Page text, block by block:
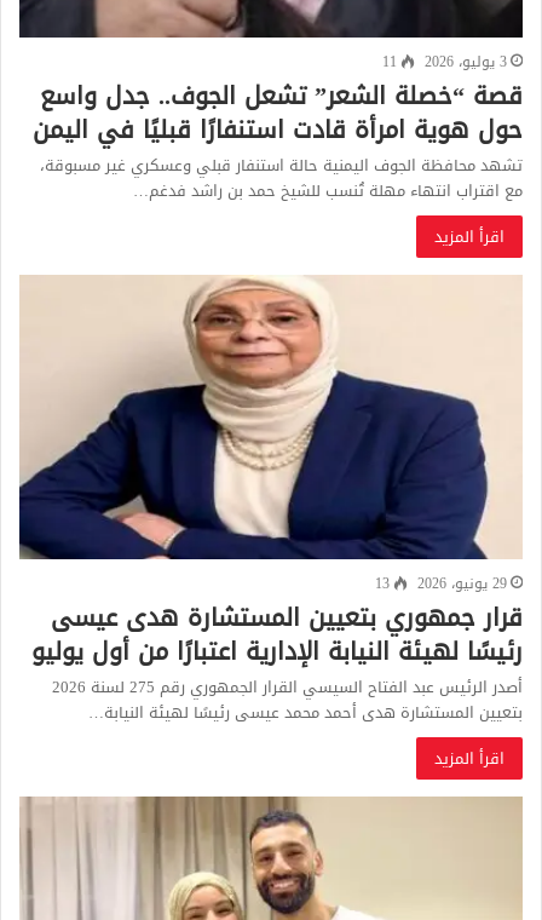
3 يوليو، 2026 11
قصة “خصلة الشعر” تشعل الجوف.. جدل واسع
حول هوية امرأة قادت استنفارًا قبليًا في اليمن
تشهد محافظة الجوف اليمنية حالة استنفار قبلي وعسكري غير مسبوقة،
مع اقتراب انتهاء مهلة تُنسب للشيخ حمد بن راشد فدغم…
اقرأ المزيد
29 يونيو، 2026 13
قرار جمهوري بتعيين المستشارة هدى عيسى
رئيسًا لهيئة النيابة الإدارية اعتبارًا من أول يوليو
أصدر الرئيس عبد الفتاح السيسي القرار الجمهوري رقم 275 لسنة 2026
بتعيين المستشارة هدى أحمد محمد عيسى رئيسًا لهيئة النيابة…
اقرأ المزيد